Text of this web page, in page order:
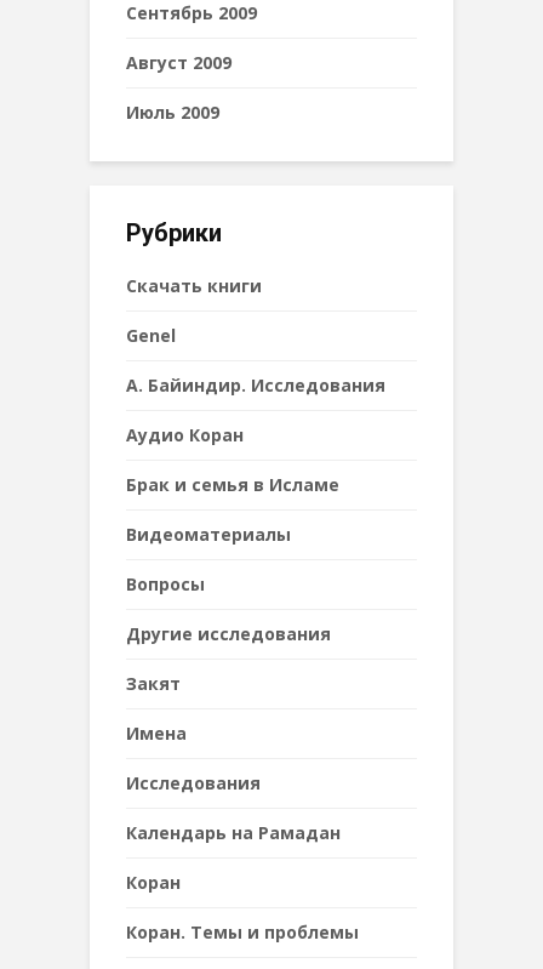
Сентябрь 2009
Август 2009
Июль 2009
Рубрики
Cкачать книги
Genel
А. Байиндир. Исследования
Аудио Коран
Брак и семья в Исламе
Видеоматериалы
Вопросы
Другие исследования
Закят
Имена
Исследования
Календарь на Рамадан
Коран
Коран. Темы и проблемы